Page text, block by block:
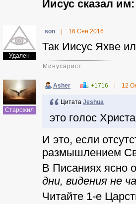
Иисус сказал
Удален
sоn 16 Сен 2016
Так Иисус Яхве
Минусарист
Старожил
Asher +1716 12
Цитата Jeshua
это голос
И это, если
размышлением
В Писаниях ясно
дни, видения не
Читайте 1-е